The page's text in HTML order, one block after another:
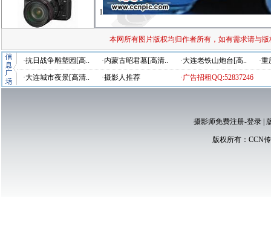
1
本网所有图片版权均归作者所有，如有需求请与
·抗日战争雕塑园[高.. ·内蒙古昭君墓[高清.. ·大连老铁山炮台[高..
·
·大连城市夜景[高清..
·摄影人推荐 ·广告招租QQ:52837246
摄影师免费注册-登录|
版权所有： CCN